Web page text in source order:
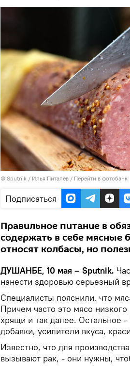
© Sputnik / Илья Питалев / Перейти в фотобанк
Подписаться
Правильное питание в
содержать в себе мясные
относят колбасы, но
ДУШАНБЕ, 10 мая – Sputnik.
нанести здоровью серьезный
Специалисты пояснили, что
Причем часто это мясо
хрящи и так далее. Остальное
добавки, усилители вкуса,
Известно, что для
вызывают рак, - они нужны,